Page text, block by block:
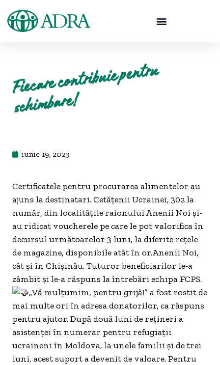
Fiecare contribuie pentru
schi
mbare!
iunie 19, 2023
Certificatele pentru procurarea alimentelor au
ajuns la destinatari. Cetățenii Ucrainei, 302 la
număr, din localitățile raionului Anenii Noi și-
au ridicat voucherele pe care le pot valorifica în
decursul următoarelor 3 luni, la diferite rețele
de magazine, disponibile atât în or.Anenii Noi,
cât și în Chișinău. Tuturor beneficiarilor le-a
zâmbit și le-a răspuns la întrebări echipa FCPS.
„Vă mulțumim, pentru grijă!” a fost rostit de
mai multe ori în adresa donatorilor, ca răspuns
pentru ajutor. După două luni de rețineri a
asistenței în numerar pentru refugiații
ucraineni în Moldova, la unele familii și de trei
luni, acest suport a devenit de valoare. Pentru